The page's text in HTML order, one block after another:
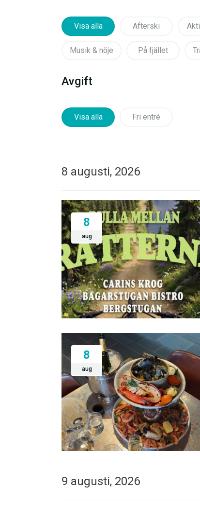
Visa alla Afterski
Musik & nöje På fjället
Avgift
Visa alla Fri entré
8 augusti, 2026
8
aug
8
aug
9 augusti, 2026